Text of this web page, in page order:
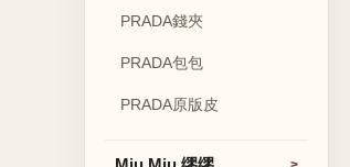
PRADA錢夾
PRADA包包
PRADA原版皮